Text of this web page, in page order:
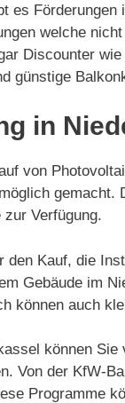
es
welche
Discounter
günstige
in
von
Verfügung.
Kauf, die
Gebäude im
können auch
können
Von der KfW-
Programme